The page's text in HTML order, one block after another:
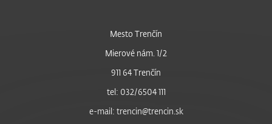
Mesto Trenčín
Mierové nám. 1/2
911 64 Trenčín
tel: 032/6504 111
e-mail: trencin@trencin.sk